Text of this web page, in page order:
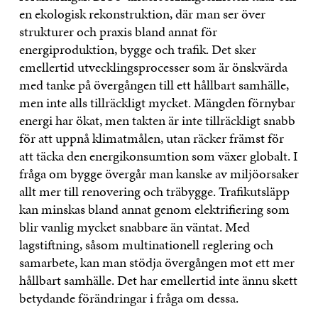
en ekologisk rekonstruktion, där man ser över
strukturer och praxis bland annat för
energiproduktion, bygge och trafik. Det sker
emellertid utvecklingsprocesser som är önskvärda
med tanke på övergången till ett hållbart samhälle,
men inte alls tillräckligt mycket. Mängden förnybar
energi har ökat, men takten är inte tillräckligt snabb
för att uppnå klimatmålen, utan räcker främst för
att täcka den energikonsumtion som växer globalt. I
fråga om bygge övergår man kanske av miljöorsaker
allt mer till renovering och träbygge. Trafikutsläpp
kan minskas bland annat genom elektrifiering som
blir vanlig mycket snabbare än väntat. Med
lagstiftning, såsom multinationell reglering och
samarbete, kan man stödja övergången mot ett mer
hållbart samhälle. Det har emellertid inte ännu skett
betydande förändringar i fråga om dessa.